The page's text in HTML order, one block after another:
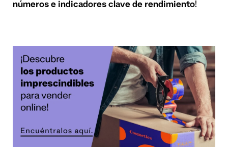
números e indicadores clave de rendimiento!